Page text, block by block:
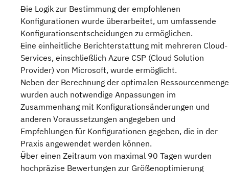
Die Logik zur Bestimmung der empfohlenen
Konfigurationen wurde überarbeitet, um umfassende
Konfigurationsentscheidungen zu ermöglichen.
Eine einheitliche Berichterstattung mit mehreren Cloud-
Services, einschließlich Azure CSP (Cloud Solution
Provider) von Microsoft, wurde ermöglicht.
Neben der Berechnung der optimalen Ressourcenmenge
wurden auch notwendige Anpassungen im
Zusammenhang mit Konfigurationsänderungen und
anderen Voraussetzungen angegeben und
Empfehlungen für Konfigurationen gegeben, die in der
Praxis angewendet werden können.
Über einen Zeitraum von maximal 90 Tagen wurden
hochpräzise Bewertungen zur Größenoptimierung